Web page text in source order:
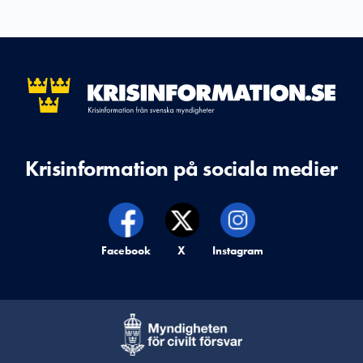
Krisinformation på sociala medier
Krisinformation på,
Facebook Krisinformation på,
X Krisinformation på,
Instagram